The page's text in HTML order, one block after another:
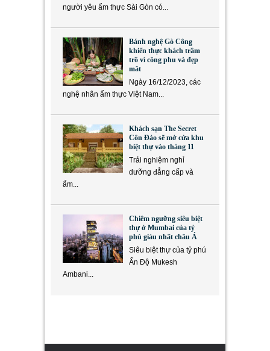
người yêu ẩm thực Sài Gòn có...
Bánh nghệ Gò Công
khiến thực khách trầm
trồ vì công phu và đẹp
mắt
Ngày 16/12/2023, các
nghệ nhân ẩm thực Việt Nam...
Khách sạn The Secret
Côn Đảo sẽ mở cửa khu
biệt thự vào tháng 11
Trải nghiệm nghỉ
dưỡng đẳng cấp và
ẩm...
Chiêm ngưỡng siêu biệt
thự ở Mumbai của tỷ
phú giàu nhất châu Á
Siêu biệt thự của tỷ phú
Ấn Độ Mukesh
Ambani...